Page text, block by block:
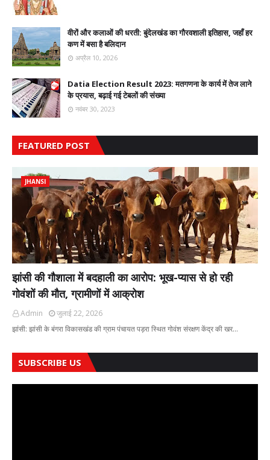
वीरों और कलाओं की धरती: बुंदेलखंड का गौरवशाली इतिहास, जहाँ हर
कण में बसा है बलिदान
अप्रैल 10, 2026
Datia Election Result 2023: मतगणना के कार्य में तेज लाने
के प्रयास, बढ़ाई गई टेबलों की संख्या
नवंबर 30, 2023
FEATURED POST
JHANSI
झांसी की गौशाला में बदहाली का आरोप: भूख-प्यास से हो रही
गोवंशों की मौत, ग्रामीणों में आक्रोश
Admin
जुलाई 22, 2026
झांसी: झांसी के बंगरा विकासखंड की ग्राम पंचायत पड़रा स्थित गोवंश संरक्षण केंद्र की खर…
SUBSCRIBE US